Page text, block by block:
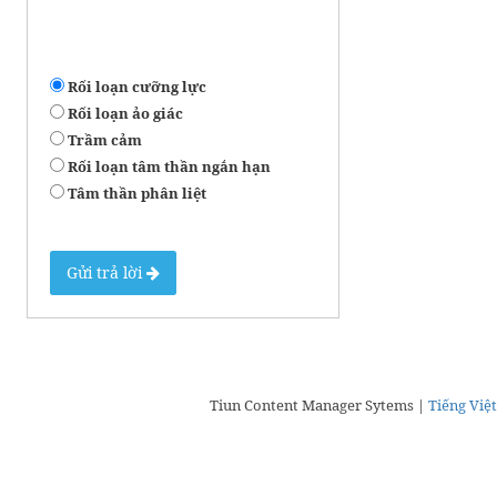
Rối loạn cưỡng lực
Rối loạn ảo giác
Trầm cảm
Rối loạn tâm thần ngắn hạn
Tâm thần phân liệt
Gửi trả lời
Tiun Content Manager Sytems | Tiếng Việt